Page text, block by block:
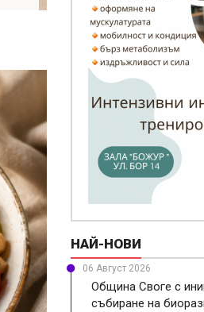
НАЙ-НОВИ
06 Август 2026
Община Своге с
събиране на